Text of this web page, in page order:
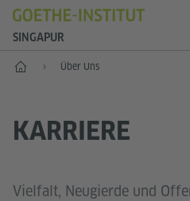
SINGAPUR
Start Über Uns
KARRIERE
Vielfalt, Neugierde und